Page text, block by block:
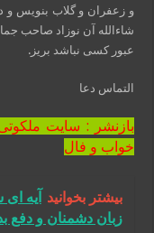
و زعفران و گلاب بنویس و
شاءالله آن نوزاد صاحب
عبور کسی نباشد بریز.
التماس دعا
بازنشر : سایت
خواب و فال
بیشتر بخوانید آیه
زبان دشمنان و دفع بدگویان